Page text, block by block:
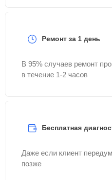
Ремонт за 1 день
В 95% случаев ремонт
в течение 1-2 часов
Бесплатная
Даже если клиент
позже